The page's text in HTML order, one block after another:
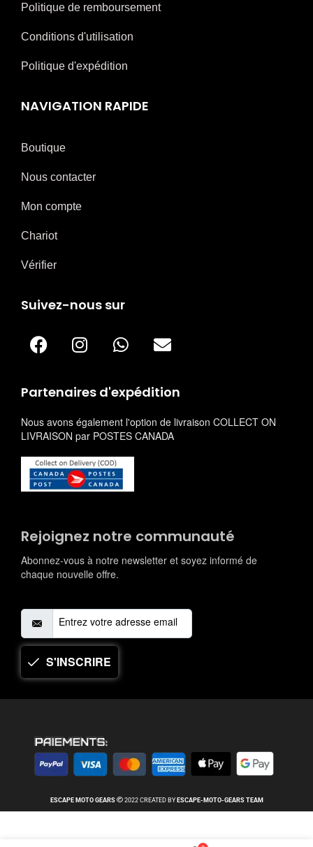
Politique de remboursement
Conditions d'utilisation
Politique d'expédition
NAVIGATION RAPIDE
Boutique
Nous contacter
Mon compte
Chariot
Vérifier
Suivez-nous sur
Partenaires d'expédition
Nous avons également l'option de livraison COLLECT ON
LIVRAISON par POSTES CANADA
Rejoignez notre communauté
Abonnez-vous à notre newsletter et soyez informé de
chaque nouvelle offre.
S'INSCRIRE
ESCAPE MOTO GEARS 2022 CREATED BY ESCAPE-MOTO-GEARS TEAM